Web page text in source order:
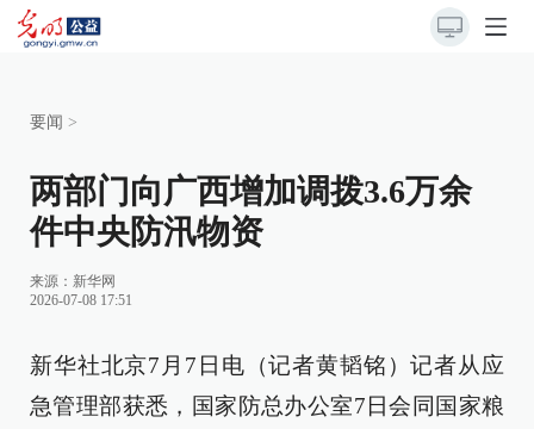
要闻 >
两部门向广西增加调拨3.6万余
件中央防汛物资
来源： 新华网
2026-07-08 17:51
新华社北京7月7日电（记者黄韬铭）记者从应
急管理部获悉，国家防总办公室7日会同国家粮